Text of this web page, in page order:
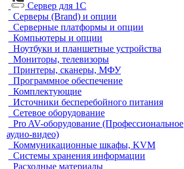
Сервер для 1С
Серверы (Brand) и опции
Серверные платформы и опции
Компьютеры и опции
Ноутбуки и планшетные устройства
Мониторы, телевизоры
Принтеры, сканеры, МФУ
Программное обеспечение
Комплектующие
Источники бесперебойного питания
Сетевое оборудование
Pro AV-оборудование (Профессиональное
аудио-видео)
Коммуникационные шкафы, KVM
Системы хранения информации
Расходные материалы